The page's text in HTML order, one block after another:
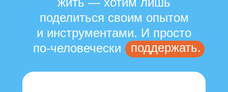
поделиться своим опытом
и инструментами. И просто
по-человечески поддержать.
поддержать.